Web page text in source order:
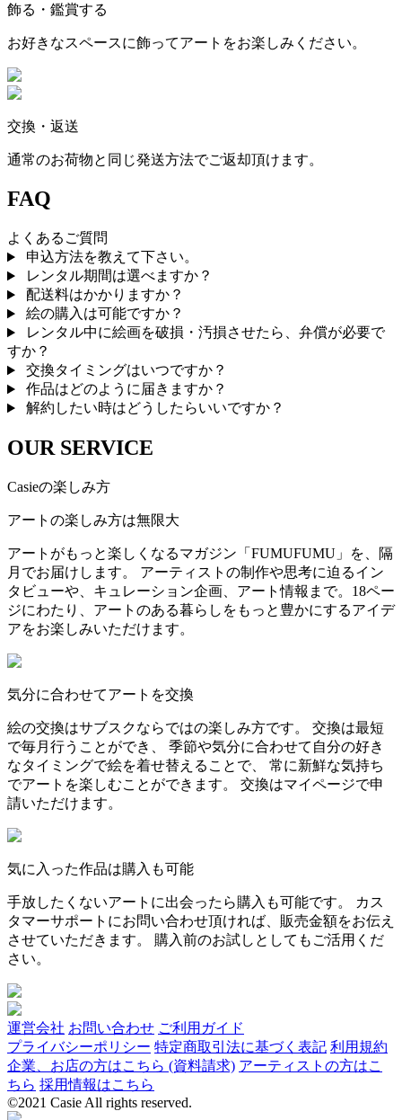
飾る・鑑賞する
お好きなスペースに飾ってアートをお楽しみください。
交換・返送
通常のお荷物と同じ発送方法でご返却頂けます。
FAQ
よくあるご質問
申込方法を教えて下さい。
レンタル期間は選べますか？
配送料はかかりますか？
絵の購入は可能ですか？
レンタル中に絵画を破損・汚損させたら、弁償が必要で
すか？
交換タイミングはいつですか？
作品はどのように届きますか？
解約したい時はどうしたらいいですか？
OUR SERVICE
Casieの楽しみ方
アートの楽しみ方は無限大
アートがもっと楽しくなるマガジン「FUMUFUMU」を、隔
月でお届けします。 アーティストの制作や思考に迫るイン
タビューや、キュレーション企画、アート情報まで。18ペー
ジにわたり、アートのある暮らしをもっと豊かにするアイデ
アをお楽しみいただけます。
気分に合わせてアートを交換
絵の交換はサブスクならではの楽しみ方です。 交換は最短
で毎月行うことができ、 季節や気分に合わせて自分の好き
なタイミングで絵を着せ替えることで、 常に新鮮な気持ち
でアートを楽しむことができます。 交換はマイページで申
請いただけます。
気に入った作品は購入も可能
手放したくないアートに出会ったら購入も可能です。 カス
タマーサポートにお問い合わせ頂ければ、販売金額をお伝え
させていただきます。 購入前のお試しとしてもご活用くだ
さい。
運営会社 お問い合わせ ご利用ガイド
プライバシーポリシー 特定商取引法に基づく表記 利用規約
企業、お店の方はこちら (資料請求) アーティストの方はこ
ちら 採用情報はこちら
©2021 Casie All rights reserved.